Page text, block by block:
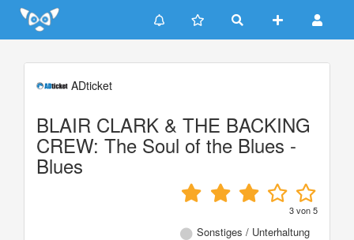
Update cookies preferences
ADticket
BLAIR CLARK & THE BACKING
CREW: The Soul of the Blues -
Blues
3von5
Sonstiges / Unterhaltung